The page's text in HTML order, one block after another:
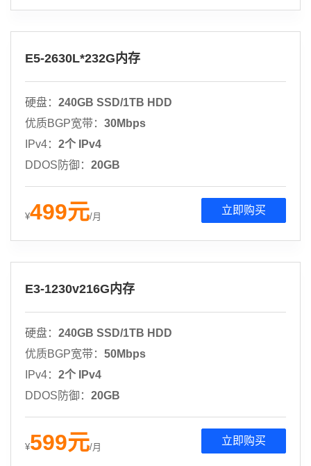
E5-2630L*232G内存
硬盘： 240GB SSD/1TB HDD
优质BGP宽带： 30Mbps
IPv4： 2个 IPv4
DDOS防御： 20GB
¥499元/月
立即购买
E3-1230v216G内存
硬盘： 240GB SSD/1TB HDD
优质BGP宽带： 50Mbps
IPv4： 2个 IPv4
DDOS防御： 20GB
¥599元/月
立即购买